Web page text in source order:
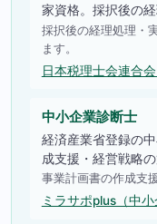
家資格。採択後の
採択後の経理処理・
ます。
日本税理士会連合
中小企業診断士
経済産業省登録の
成支援・経営戦略
事業計画書の作成支
ミラサポplus（中